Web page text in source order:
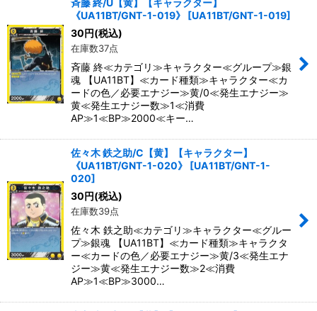
斉藤 終/U【黄】【キャラクター】
《UA11BT/GNT-1-019》
[UA11BT/GNT-1-019]
30円(税込)
在庫数37点
斉藤 終≪カテゴリ≫キャラクター≪グループ≫銀
魂 【UA11BT】≪カード種類≫キャラクター≪カ
ードの色／必要エナジー≫黄/0≪発生エナジー≫
黄≪発生エナジー数≫1≪消費
AP≫1≪BP≫2000≪キー…
佐々木 鉄之助/C【黄】【キャラクター】
《UA11BT/GNT-1-020》
[UA11BT/GNT-1-
020]
30円(税込)
在庫数39点
佐々木 鉄之助≪カテゴリ≫キャラクター≪グルー
プ≫銀魂 【UA11BT】≪カード種類≫キャラクタ
ー≪カードの色／必要エナジー≫黄/3≪発生エナ
ジー≫黄≪発生エナジー数≫2≪消費
AP≫1≪BP≫3000…